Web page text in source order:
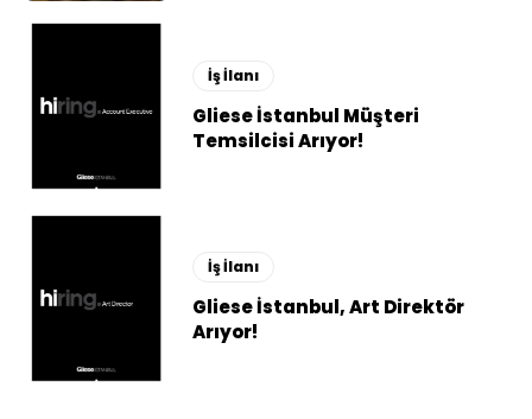
İş İlanı
Gliese İstanbul Müşteri
Temsilcisi Arıyor!
İş İlanı
Gliese İstanbul, Art Direktör
Arıyor!